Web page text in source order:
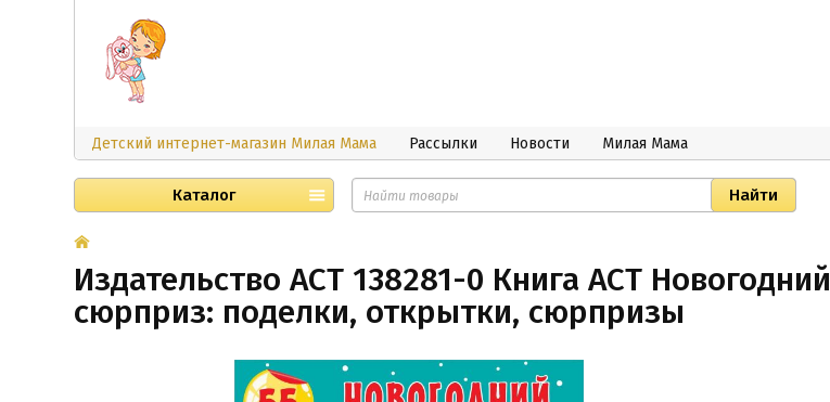
Детский интернет-магазин Милая Мама Рассылки Новости Милая Мама
Каталог
Издательство АСТ 138281-0 Книга АСТ Новогодний
сюрприз: поделки, открытки, сюрпризы